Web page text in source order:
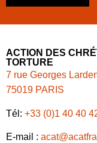
ACTION DES
TORTURE
7 rue Georges
75019 PARIS
Tél: +33 (0)1 40 40
E-mail :